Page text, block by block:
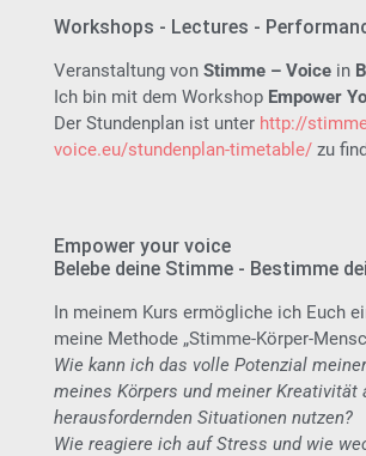
Workshops - Lectures -
Veranstaltung von Stimme – Voice in
Ich bin mit dem Workshop Empower
Der Stundenplan ist unter http://
voice.eu/stundenplan-timetable/ zu
Empower your voice
Belebe deine Stimme - Bestimme
In meinem Kurs ermögliche ich Euch
meine Methode „Stimme-Körper-
Wie kann ich das volle Potenzial
meines Körpers und meiner Kreativität
herausfordernden Situationen nutzen?
Wie reagiere ich auf Stress und wie